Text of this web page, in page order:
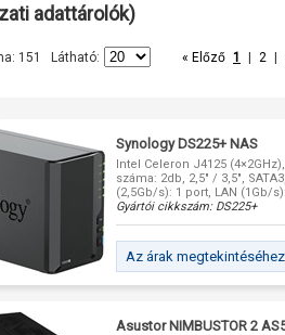
adattárolók)
151 Látható: « Előző 1 2
Synology DS225+ NAS
Intel Celeron J4125
száma: 2db, 2,5" / 3,5",
(2,5Gb/s): 1 port, LAN (1Gb/
Gyártói cikkszám: DS225+
Az árak
Asustor NIMBUSTOR 2